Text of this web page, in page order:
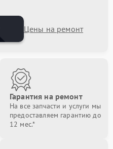
Цены на ремонт
Гарантия на ремонт
На все запчасти и услуги мы
предоставляем гарантию до
12 мес.*